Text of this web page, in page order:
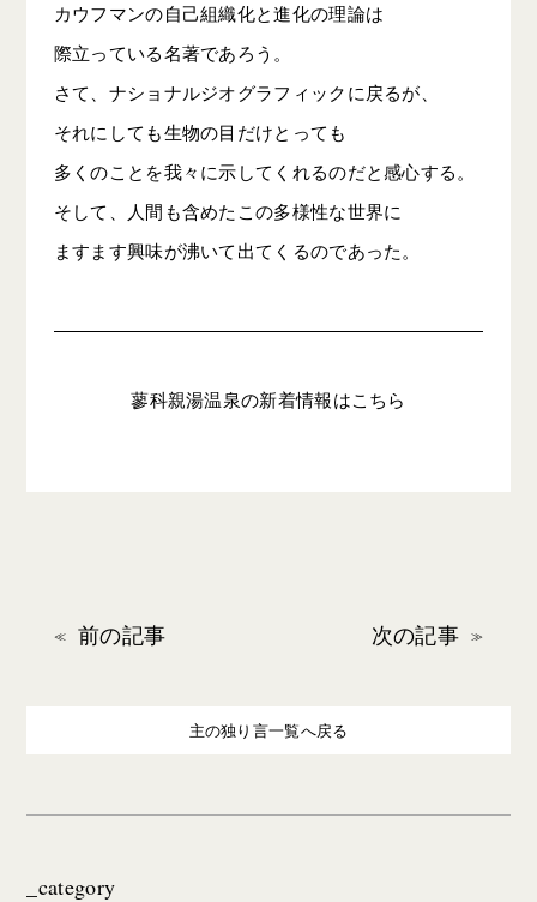
カウフマンの自己組織化と進化の理論は
際立っている名著であろう。
さて、ナショナルジオグラフィックに戻るが、
それにしても生物の目だけとっても
多くのことを我々に示してくれるのだと感心する。
そして、人間も含めたこの多様性な世界に
ますます興味が沸いて出てくるのであった。
蓼科親湯温泉の新着情報はこちら
前の記事 次の記事
主の独り言一覧へ戻る
_category